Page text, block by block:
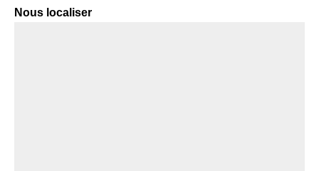
Nous localiser